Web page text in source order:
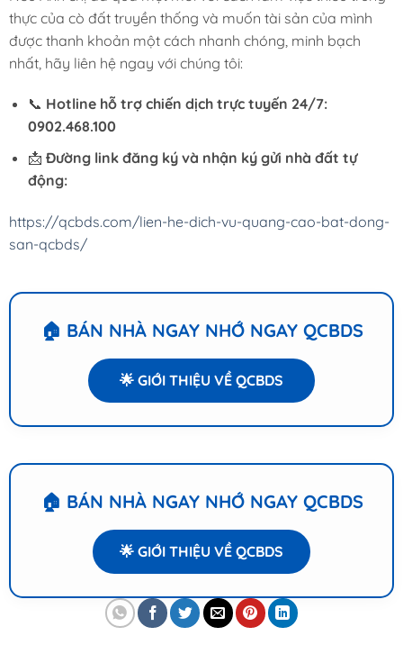
thực của cò đất truyền thống và muốn tài sản của mình
được thanh khoản một cách nhanh chóng, minh bạch
nhất, hãy liên hệ ngay với chúng tôi:
📞 Hotline hỗ trợ chiến dịch trực tuyến 24/7:
0902.468.100
📩 Đường link đăng ký và nhận ký gửi nhà đất tự
động:
https://qcbds.com/lien-he-dich-vu-quang-cao-bat-dong-
san-qcbds/
🏠 BÁN NHÀ NGAY NHỚ NGAY QCBDS
🌟 GIỚI THIỆU VỀ QCBDS
🏠 BÁN NHÀ NGAY NHỚ NGAY QCBDS
🌟 GIỚI THIỆU VỀ QCBDS